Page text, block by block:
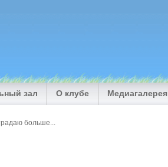
зал О клубе Медиагалерея
больше...